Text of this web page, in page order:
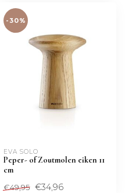
-30%
EVA SOLO
Peper- of Zoutmolen eiken 11
cm
€49,95 €34,96